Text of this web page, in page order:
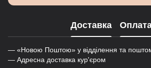
Доставка
— «Новою Поштою» у відділення та
— Адресна доставка кур'єром